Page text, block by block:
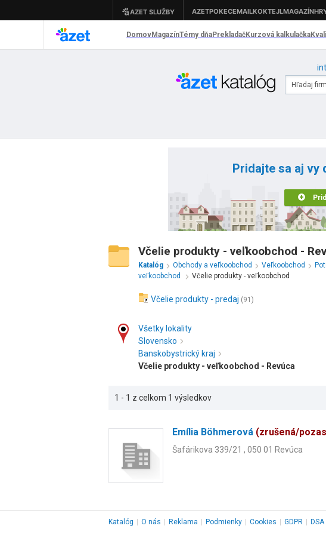
Pridajte sa aj vy
Včelie produkty - veľkoobchod -
Katalóg
Obchody a veľkoobchod Veľkoobchod
veľkoobchod
Včelie produkty - veľkoobchod
Včelie produkty - predaj (91)
Všetky lokality
Slovensko
Banskobystrický kraj
Včelie produkty - veľkoobchod - Revúca
1 - 1 z celkom 1 výsledkov
Emília Böhmerová (zrušená/
Šafárikova 339/21 , 050 01 Revúca
Katalóg O nás Reklama Podmienky Cookies GDPR DSA